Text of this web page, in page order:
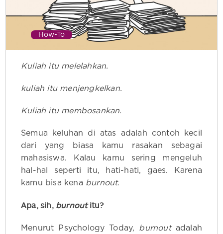
How-To
Kuliah itu melelahkan.
kuliah itu menjengkelkan.
Kuliah itu membosankan.
Semua keluhan di atas adalah contoh kecil
dari yang biasa kamu rasakan sebagai
mahasiswa. Kalau kamu sering mengeluh
hal-hal seperti itu, hati-hati, gaes. Karena
kamu bisa kena burnout.
Apa, sih, burnoutitu?
Menurut Psychology Today, burnoutadalah